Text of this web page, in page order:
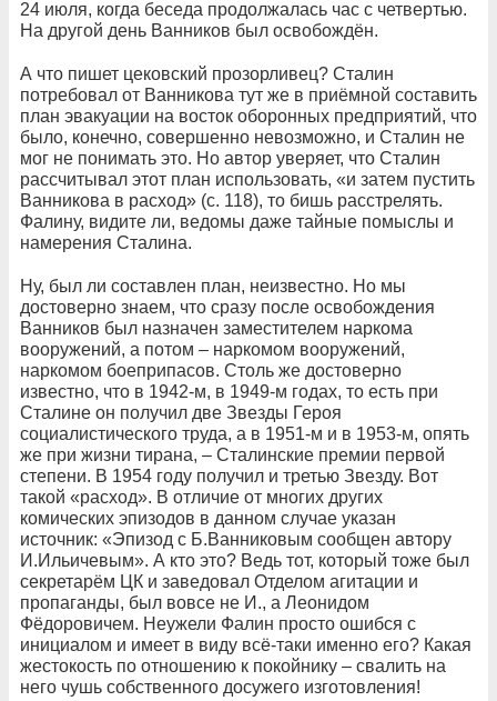
24 июля, когда беседа продолжалась час с четвертью.
На другой день Ванников был освобождён.
А что пишет цековский прозорливец? Сталин
потребовал от Ванникова тут же в приёмной составить
план эвакуации на восток оборонных предприятий, что
было, конечно, совершенно невозможно, и Сталин не
мог не понимать это. Но автор уверяет, что Сталин
рассчитывал этот план использовать, «и затем пустить
Ванникова в расход» (с. 118), то бишь расстрелять.
Фалину, видите ли, ведомы даже тайные помыслы и
намерения Сталина.
Ну, был ли составлен план, неизвестно. Но мы
достоверно знаем, что сразу после освобождения
Ванников был назначен заместителем наркома
вооружений, а потом – наркомом вооружений,
наркомом боеприпасов. Столь же достоверно
известно, что в 1942-м, в 1949-м годах, то есть при
Сталине он получил две Звезды Героя
социалистического труда, а в 1951-м и в 1953-м, опять
же при жизни тирана, – Сталинские премии первой
степени. В 1954 году получил и третью Звезду. Вот
такой «расход». В отличие от многих других
комических эпизодов в данном случае указан
источник: «Эпизод с Б.Ванниковым сообщен автору
И.Ильичевым». А кто это? Ведь тот, который тоже был
секретарём ЦК и заведовал Отделом агитации и
пропаганды, был вовсе не И., а Леонидом
Фёдоровичем. Неужели Фалин просто ошибся с
инициалом и имеет в виду всё-таки именно его? Какая
жестокость по отношению к покойнику – свалить на
него чушь собственного досужего изготовления!